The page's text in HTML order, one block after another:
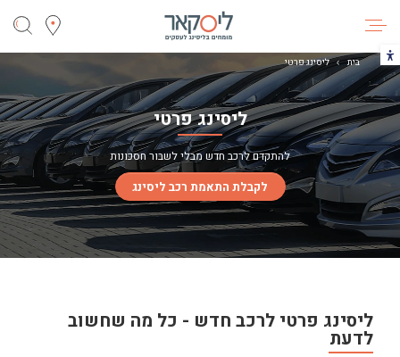
הכפתור משנה את צבעי הקונטרסט
בית ליסינג פרטי
ליסינג פרטי
להתקדם לרכב חדש מבלי לשבור חסכונות
לקבלת התאמת רכב ליסינג
ליסינג פרטי לרכב חדש - כל מה שחשוב
לדעת